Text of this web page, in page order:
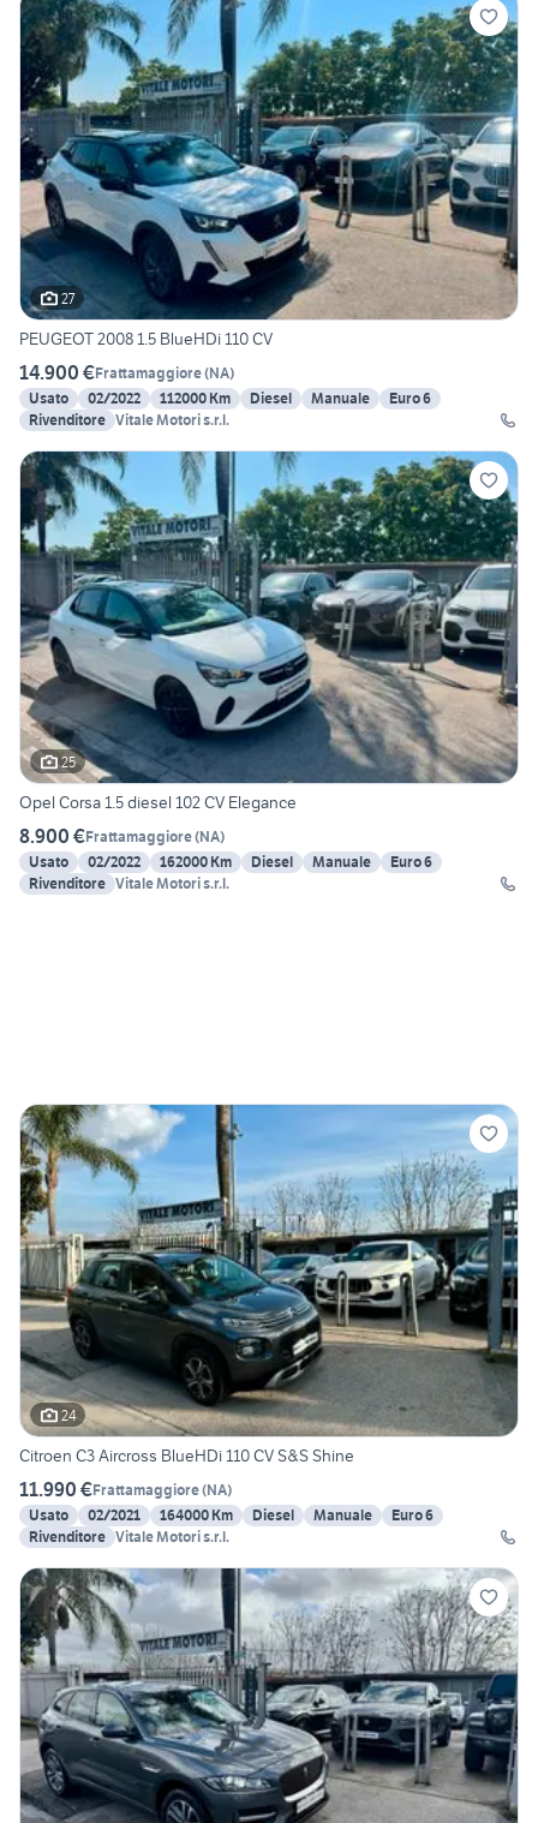
27
PEUGEOT 2008 1.5 BlueHDi 110 CV
14.900 €Frattamaggiore(NA)
Usato
02/2022 112000 Km Diesel Manuale
Euro 6
Rivenditore Vitale Motori s.r.l.
25
Opel Corsa 1.5 diesel 102 CV Elegance
8.900 €Frattamaggiore(NA)
Usato
02/2022 162000 Km Diesel Manuale
Euro 6
Rivenditore Vitale Motori s.r.l.
24
Citroen C3 Aircross BlueHDi 110 CV S&S Shine
11.990 €Frattamaggiore(NA)
Usato
02/2021 164000 Km Diesel Manuale
Euro 6
Rivenditore Vitale Motori s.r.l.